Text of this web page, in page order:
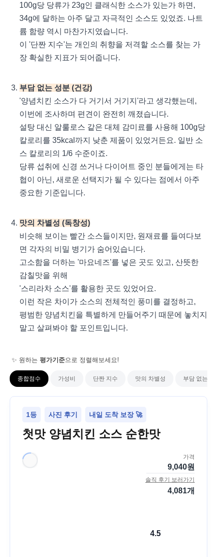
100g당 당류가 23g인 클래식한 소스가 있는가 하면,
34g에 달하는 아주 달고 자극적인 소스도 있었죠. 나트
륨 함량 역시 마찬가지였습니다.
이 '단짠 지수'는 개인의 취향을 저격할 소스를 찾는 가
장 확실한 지표가 되어줍니다.
부담 없는 성분 (건강)
'양념치킨 소스가 다 거기서 거기지'라고 생각했는데,
이번에 조사하며 편견이 완전히 깨졌습니다.
설탕 대신 알룰로스 같은 대체 감미료를 사용해 100g당
칼로리를 35kcal까지 낮춘 제품이 있었거든요. 일반 소
스 칼로리의 1/6 수준이죠.
당류 섭취에 신경 쓰거나 다이어트 중인 분들에게는 타
협이 아닌, 새로운 선택지가 될 수 있다는 점에서 아주
중요한 기준입니다.
맛의 차별성 (독창성)
비슷해 보이는 빨간 소스들이지만, 원재료를 들여다보
면 각자의 비밀 병기가 숨어있습니다.
고소함을 더하는 '마요네즈'를 넣은 곳도 있고, 산뜻한
감칠맛을 위해
'스리라차 소스'를 활용한 곳도 있었어요.
이런 작은 차이가 소스의 전체적인 풍미를 결정하고,
평범한 양념치킨을 특별하게 만들어주기 때문에 놓치지
말고 살펴봐야 할 포인트입니다.
✨ 원하는 평가기준으로 정렬해보세요!
종합점수 가성비 단짠 지수 맛의 차별성 부담 없는 성
1등 사진 후기 내일 도착 보장 🚀
첫맛 양념치킨 소스 순한맛
가격
9,040원
솔직 후기 보러가기
4,081개
4.5